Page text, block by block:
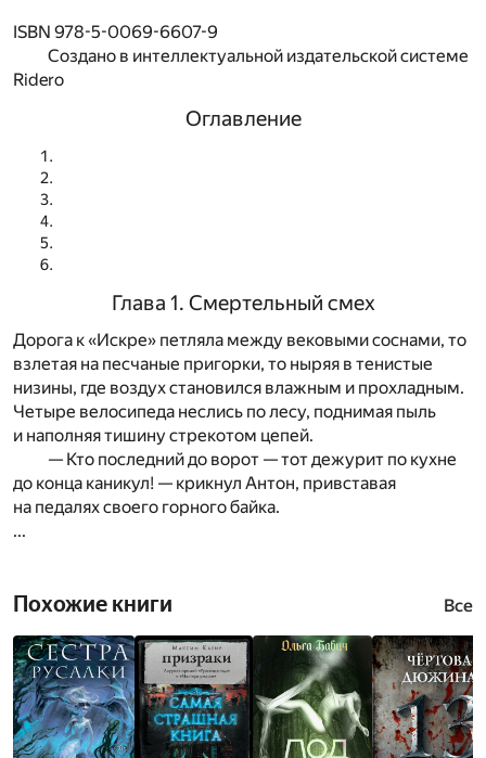
ISBN 978-5-0069-6607-9
Создано в интеллектуальной издательской системе
Ridero
Оглавление
Глава 1. Смертельный смех
Дорога к «Искре» петляла между вековыми соснами, то
взлетая на песчаные пригорки, то ныряя в тенистые
низины, где воздух становился влажным и прохладным.
Четыре велосипеда неслись по лесу, поднимая пыль
и наполняя тишину стрекотом цепей.
— Кто последний до ворот — тот дежурит по кухне
до конца каникул! — крикнул Антон, привставая
на педалях своего горного байка.
...
Похожие книги Все